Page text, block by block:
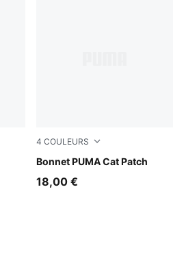
4 COULEURS
Bonnet PUMA Cat Patch
Silver Fog
18,00 €